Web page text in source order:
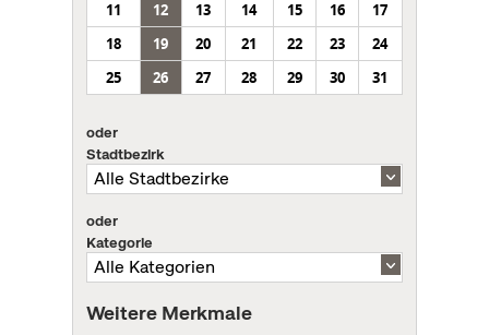
11
12 13 14 15 16
17
18
19 20 21 22 23
24
25
26 27 28 29 30 31
oder
Stadtbezirk
oder
Kategorie
Weitere Merkmale